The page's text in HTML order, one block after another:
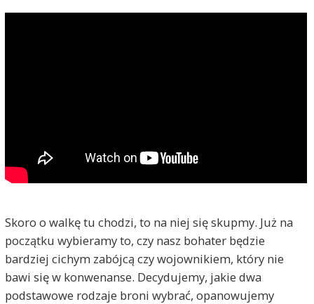
Skoro o walkę tu chodzi, to na niej się skupmy. Już na
początku wybieramy to, czy nasz bohater będzie
bardziej cichym zabójcą czy wojownikiem, który nie
bawi się w konwenanse. Decydujemy, jakie dwa
podstawowe rodzaje broni wybrać, opanowujemy